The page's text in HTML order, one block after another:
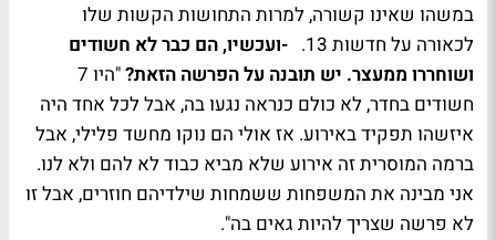
במשהו שאינו קשורה, למרות התחושות הקשות שלו
לכאורה על חדשות 13.
-ועכשיו, הם כבר לא חשודים
ושוחררו ממעצר. יש תובנה על הפרשה הזאת?
"היו 7
חשודים בחדר, לא כולם כנראה נגעו בה, אבל לכל אחד היה
איזשהו תפקיד באירוע. אז אולי הם נוקו מחשד פלילי, אבל
ברמה המוסרית זה אירוע שלא מביא כבוד לא להם ולא לנו.
אני מבינה את המשפחות ששמחות שילדיהם חוזרים, אבל זו
לא פרשה שצריך להיות גאים בה".